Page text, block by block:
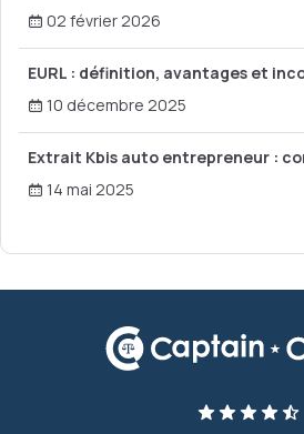
02 février 2026
EURL : définition, avantages et
10 décembre 2025
Extrait Kbis auto entrepreneur :
14 mai 2025